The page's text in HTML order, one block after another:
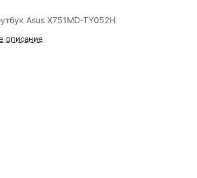
Asus X751MD-TY052H
описание